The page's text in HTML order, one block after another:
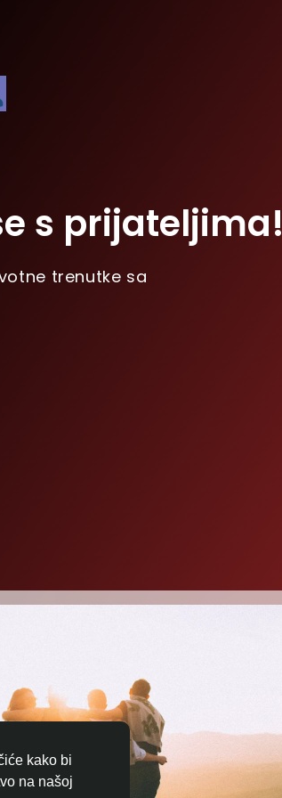
kako bi
na našoj
s prijateljima!
trenutke sa